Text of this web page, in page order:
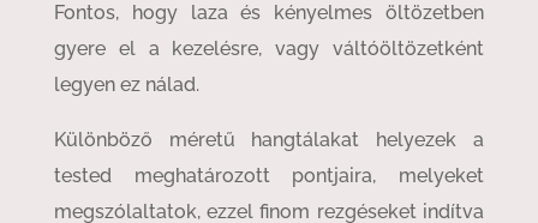
Fontos, hogy laza és kényelmes öltözetben
gyere el a kezelésre, vagy váltóöltözetként
legyen ez nálad.
Különböző méretű hangtálakat helyezek a
tested meghatározott pontjaira, melyeket
megszólaltatok, ezzel finom rezgéseket indítva